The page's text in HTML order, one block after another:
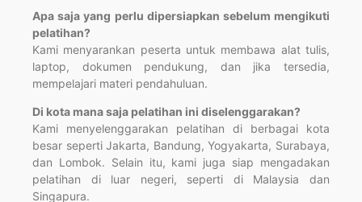
Apa saja yang perlu dipersiapkan sebelum mengikuti
pelatihan?
Kami menyarankan peserta untuk membawa alat tulis,
laptop, dokumen pendukung, dan jika tersedia,
mempelajari materi pendahuluan.
Di kota mana saja pelatihan ini diselenggarakan?
Kami menyelenggarakan pelatihan di berbagai kota
besar seperti Jakarta, Bandung, Yogyakarta, Surabaya,
dan Lombok. Selain itu, kami juga siap mengadakan
pelatihan di luar negeri, seperti di Malaysia dan
Singapura.